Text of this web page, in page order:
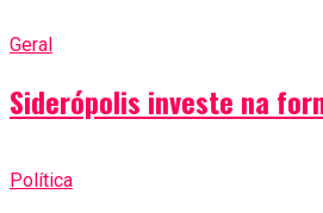
Geral
Siderópolis investe na
Política